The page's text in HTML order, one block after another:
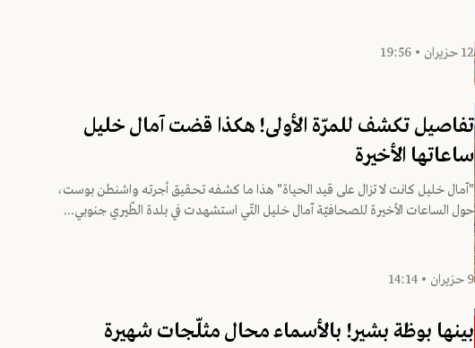
12 حزيران • 19:56
تفاصيل تكشف للمرّة الأولى! هكذا قضت آمال خليل
ساعاتها الأخيرة
"آمال خليل كانت لا تزال على قيد الحياة" هذا ما كشفه تحقيق أجرته واشنطن بوست،
حول الساعات الأخيرة للصحافيّة آمال خليل التّي استشهدت في بلدة الطّيري جنوبي...
9 حزيران • 14:14
بينها بوظة بشير! بالأسماء محال مثلّجات شهيرة